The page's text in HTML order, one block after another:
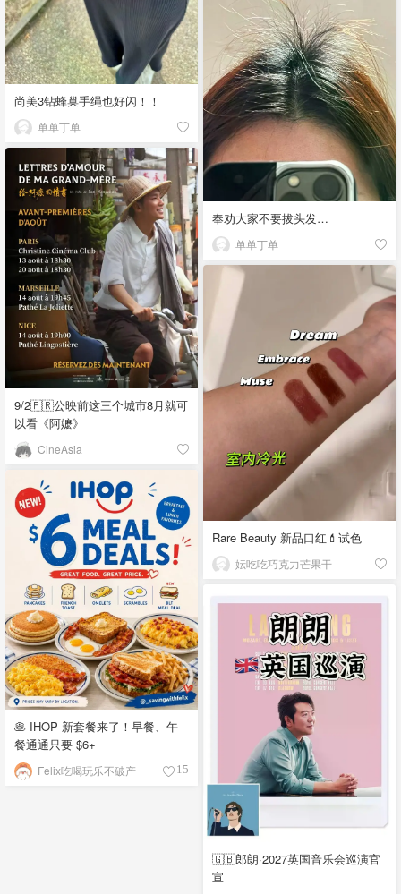
尚美3钻蜂巢手绳也好闪！！
单单丁单
奉劝大家不要拔头发…
单单丁单
9/2🇫🇷公映前这三个城市8月就可
以看《阿嬷》
CineAsia
Rare Beauty 新品口红💄试色
妘吃吃巧克力芒果干
🥞 IHOP 新套餐来了！早餐、午
餐通通只要 $6+
Felix吃喝玩乐不破产 15
🇬🇧郎朗·2027英国音乐会巡演官
宣